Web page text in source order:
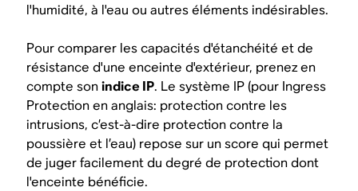
l'humidité, à l'eau ou autres éléments indésirables.
Pour comparer les capacités d'étanchéité et de
résistance d'une enceinte d'extérieur, prenez en
compte sonindice IP. Le système IP (pour Ingress
Protection en anglais: protection contre les
intrusions, c’est-à-dire protection contre la
poussière et l’eau) repose sur un score qui permet
de juger facilement du degré de protection dont
l'enceinte bénéficie.